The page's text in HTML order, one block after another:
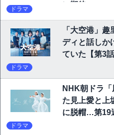
に期待
ドラマ
「大空港」
ディと話しか
ていた【第3
ドラマ
NHK朝ドラ
た見上愛と上
に脱帽…第19
ドラマ